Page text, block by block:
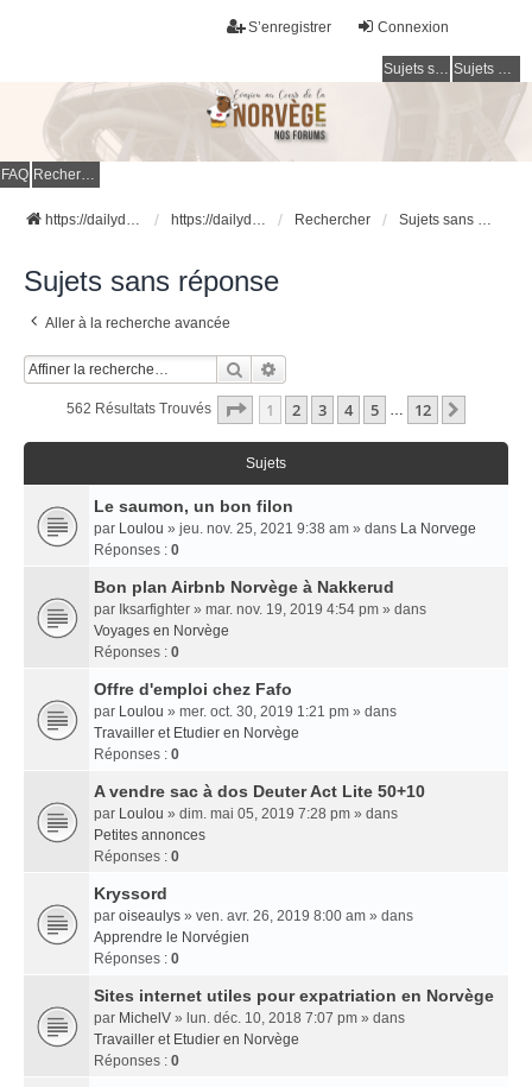
Connexion
S’enregistrer
Sujets sans réponse Sujets actifs
FAQ Rechercher
https://dailydigesthub.com https://dailydigesthub.com Rechercher Sujets sans réponse
Sujets sans réponse
Aller à la recherche avancée
Rechercher
562 Résultats Trouvés Page 1Sur
1 2 3 4 5 … 12
Sujets
Le saumon, un bon filon
par Loulou » jeu. nov. 25, 2021 9:38 am » dans La Norvege
Réponses : 0
Bon plan Airbnb Norvège à Nakkerud
par Iksarfighter » mar. nov. 19, 2019 4:54 pm » dans
Voyages en Norvège
Réponses : 0
Offre d'emploi chez Fafo
par Loulou » mer. oct. 30, 2019 1:21 pm » dans
Travailler et Etudier en Norvège
Réponses : 0
A vendre sac à dos Deuter Act Lite 50+10
par Loulou » dim. mai 05, 2019 7:28 pm » dans
Petites annonces
Réponses : 0
Kryssord
par oiseaulys » ven. avr. 26, 2019 8:00 am » dans
Apprendre le Norvégien
Réponses : 0
Sites internet utiles pour expatriation en Norvège
par MichelV » lun. déc. 10, 2018 7:07 pm » dans
Travailler et Etudier en Norvège
Réponses : 0